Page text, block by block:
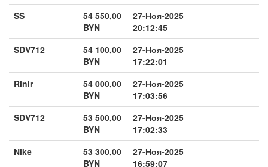
SS
54 550,00
BYN
27-Ноя-2025
20:12:45
SDV712
54 100,00
BYN
27-Ноя-2025
17:22:01
Rinir
54 000,00
BYN
27-Ноя-2025
17:03:56
SDV712
53 500,00
BYN
27-Ноя-2025
17:02:33
Nike
53 300,00
BYN
27-Ноя-2025
16:59:07